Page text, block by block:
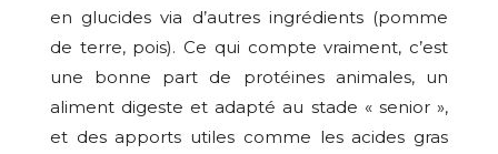
en glucides via d’autres ingrédients (pomme
de terre, pois). Ce qui compte vraiment, c’est
une bonne part de protéines animales, un
aliment digeste et adapté au stade « senior »,
et des apports utiles comme les acides gras